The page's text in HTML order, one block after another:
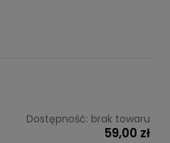
Dostępność: brak towaru
59,00 zł